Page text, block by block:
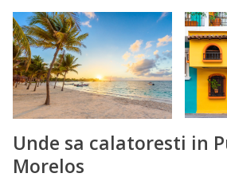
Unde sa calatoresti in
Morelos